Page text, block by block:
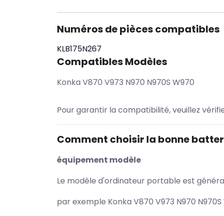
Numéros de pièces compatibles
KLB175N267
Compatibles Modèles
Konka V870 V973 N970 N970S W970
Pour garantir la compatibilité, veuillez
Comment choisir la bonne
équipement modèle
Le modèle d'ordinateur portable est
par exemple Konka V870 V973 N970